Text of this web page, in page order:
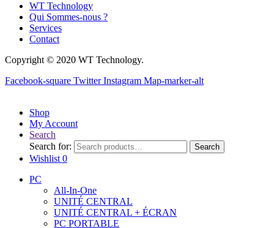
WT Technology
Qui Sommes-nous ?
Services
Contact
Copyright © 2020 WT Technology.
Facebook-square Twitter Instagram Map-marker-alt
Shop
My Account
Search
Search for:
Search
Wishlist 0
PC
All-In-One
UNITÉ CENTRAL
UNITÉ CENTRAL + ÉCRAN
PC PORTABLE